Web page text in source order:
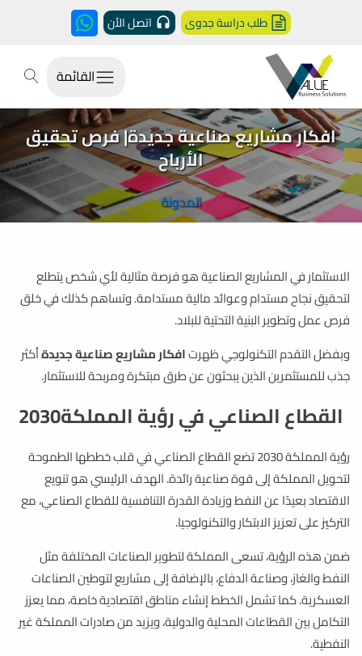
طلب دراسة جدوى اتصل الأن
القائمة
افكار مشاريع صناعية جديدة| فرص تحقيق
الأرباح
المدونة
الاستثمار في المشاريع الصناعية هو فرصة مثالية لأي شخص يتطلع
لتحقيق نجاح مستدام وعوائد مالية مستدامة. وتساهم كذلك في خلق
فرص عمل وتطوير البنية التحتية للبلاد.
وبفضل التقدم التكنولوجي ظهرتافكار مشاريع صناعية جديدةأكثر
جذب للمستثمرين الذين يبحثون عن طرق مبتكرة ومربحة للاستثمار.
القطاع الصناعي في رؤية المملكة2030
رؤية المملكة 2030 تضع القطاع الصناعي في قلب خططها الطموحة
لتحويل المملكة إلى قوة صناعية رائدة. الهدف الرئيسي هو تنويع
الاقتصاد بعيدًا عن النفط وزيادة القدرة التنافسية للقطاع الصناعي، مع
التركيز على تعزيز الابتكار والتكنولوجيا.
ضمن هذه الرؤية، تسعى المملكة لتطوير الصناعات المختلفة مثل
النفط والغاز، وصناعة الدفاع، بالإضافة إلى مشاريع لتوطين الصناعات
العسكرية. كما تشمل الخطط إنشاء مناطق اقتصادية خاصة، مما يعزز
التكامل بين القطاعات المحلية والدولية، ويزيد من صادرات المملكة غير
النفطية.